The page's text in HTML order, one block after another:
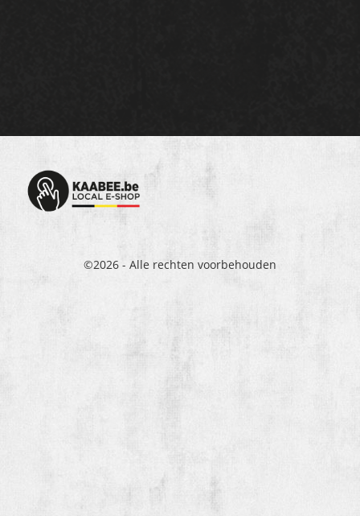
©2026 - Alle rechten voorbehouden